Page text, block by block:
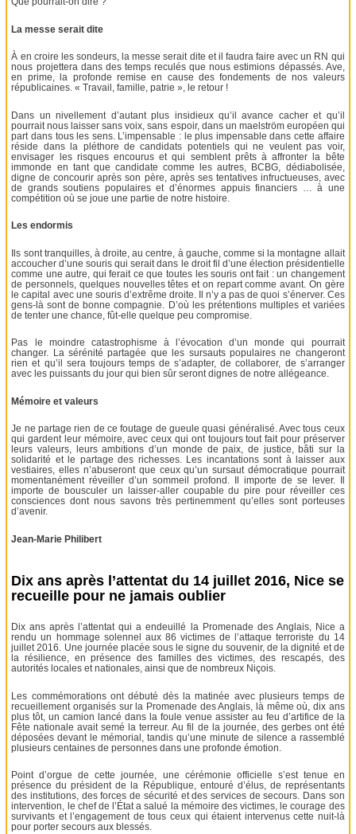
La messe serait dite
À en croire les sondeurs, la messe serait dite et il faudra faire avec un RN qui
nous projettera dans des temps reculés que nous estimions dépassés. Ave,
en prime, la profonde remise en cause des fondements de nos valeurs
républicaines. « Travail, famille, patrie », le retour !
Dans un nivellement d’autant plus insidieux qu’il avance cacher et qu’il
pourrait nous laisser sans voix, sans espoir, dans un maelström européen qui
part dans tous les sens. L’impensable : le plus impensable dans cette affaire
réside dans la pléthore de candidats potentiels qui ne veulent pas voir,
envisager les risques encourus et qui semblent prêts à affronter la bête
immonde en tant que candidate comme les autres, BCBG, dédiabolisée,
digne de concourir après son père, après ses tentatives infructueuses, avec
de grands soutiens populaires et d’énormes appuis financiers … à une
compétition où se joue une partie de notre histoire.
Les endormis
Ils sont tranquilles, à droite, au centre, à gauche, comme si la montagne allait
accoucher d’une souris qui serait dans le droit fil d’une élection présidentielle
comme une autre, qui ferait ce que toutes les souris ont fait : un changement
de personnels, quelques nouvelles têtes et on repart comme avant. On gère
le capital avec une souris d’extrême droite. Il n’y a pas de quoi s’énerver. Ces
gens-là sont de bonne compagnie. D’où les prétentions multiples et variées
de tenter une chance, fût-elle quelque peu compromise.
Pas le moindre catastrophisme à l’évocation d’un monde qui pourrait
changer. La sérénité partagée que les sursauts populaires ne changeront
rien et qu’il sera toujours temps de s’adapter, de collaborer, de s’arranger
avec les puissants du jour qui bien sûr seront dignes de notre allégeance.
Mémoire et valeurs
Je ne partage rien de ce foutage de gueule quasi généralisé. Avec tous ceux
qui gardent leur mémoire, avec ceux qui ont toujours tout fait pour préserver
leurs valeurs, leurs ambitions d’un monde de paix, de justice, bâti sur la
solidarité et le partage des richesses. Les incantations sont à laisser aux
vestiaires, elles n’abuseront que ceux qu’un sursaut démocratique pourrait
momentanément réveiller d’un sommeil profond. Il importe de se lever. Il
importe de bousculer un laisser-aller coupable du pire pour réveiller ces
consciences dont nous savons très pertinemment qu’elles sont porteuses
d’avenir.
Jean-Marie Philibert
Dix ans après l’attentat du 14 juillet 2016, Nice se
recueille pour ne jamais oublier
Dix ans après l’attentat qui a endeuillé la Promenade des Anglais, Nice a
rendu un hommage solennel aux 86 victimes de l’attaque terroriste du 14
juillet 2016. Une journée placée sous le signe du souvenir, de la dignité et de
la résilience, en présence des familles des victimes, des rescapés, des
autorités locales et nationales, ainsi que de nombreux Niçois.
Les commémorations ont débuté dès la matinée avec plusieurs temps de
recueillement organisés sur la Promenade des Anglais, là même où, dix ans
plus tôt, un camion lancé dans la foule venue assister au feu d’artifice de la
Fête nationale avait semé la terreur. Au fil de la journée, des gerbes ont été
déposées devant le mémorial, tandis qu’une minute de silence a rassemblé
plusieurs centaines de personnes dans une profonde émotion.
Point d’orgue de cette journée, une cérémonie officielle s’est tenue en
présence du président de la République, entouré d’élus, de représentants
des institutions, des forces de sécurité et des services de secours. Dans son
intervention, le chef de l’État a salué la mémoire des victimes, le courage des
survivants et l’engagement de tous ceux qui étaient intervenus cette nuit-là
pour porter secours aux blessés.